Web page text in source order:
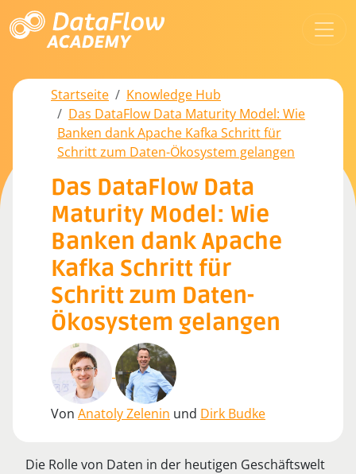
Startseite
Knowledge Hub
Das DataFlow Data Maturity Model: Wie
Banken dank Apache Kafka Schritt für
Schritt zum Daten-Ökosystem gelangen
Das DataFlow Data
Maturity Model: Wie
Banken dank Apache
Kafka Schritt für
Schritt zum Daten-
Ökosystem gelangen
Von Anatoly Zelenin und Dirk Budke
Die Rolle von Daten in der heutigen Geschäftswelt